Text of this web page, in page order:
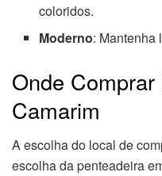
coloridos.
Moderno: Mantenha
Onde
Camarim
A escolha do local de
escolha da penteadeira